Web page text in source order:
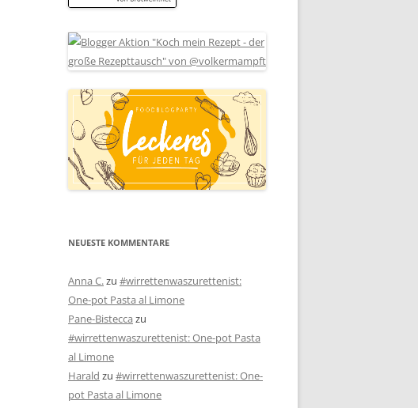
NEUESTE KOMMENTARE
Anna C.zu #wirrettenwaszurettenist:
One-pot Pasta al Limone
Pane-Bistecca zu
#wirrettenwaszurettenist: One-pot Pasta
al Limone
Harald zu #wirrettenwaszurettenist: One-
pot Pasta al Limone